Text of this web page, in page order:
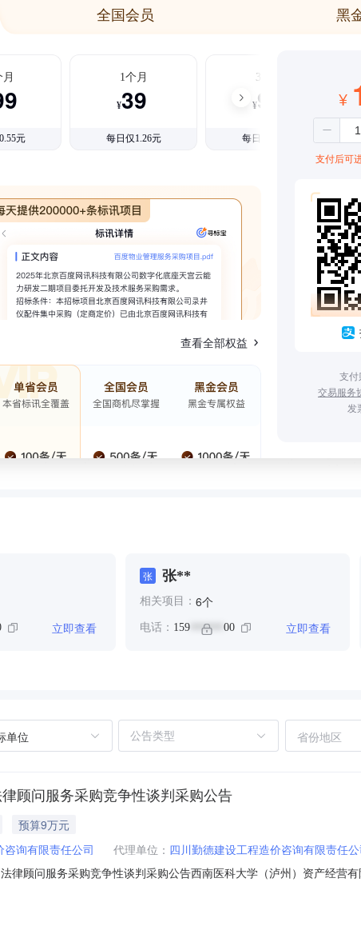
全国会员 黑
元
1个月
¥39
每日仅1.26元
3个月
¥99
每日仅1.08元
查看全部权益
¥
支付后可
支付
交易服务
发
立即查看
张 张**
相关项目： 6个
电话： 159 ****** 00 立即查看
单位 省份地区
顾问服务采购竞争性谈判采购公告
预算9万元
询有限责任公司 代理单位： 四川勤德建设工程造价咨询有限责任公
律顾问服务采购竞争性谈判采购公告西南医科大学（泸州）资产经营
次采购要求的供应商参加本项目的竞争性谈判。一、采购项目基本情